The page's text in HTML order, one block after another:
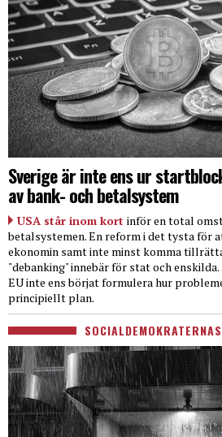
Sverige är inte ens ur
av bank- och betalsystem
USA står inom kort inför en total
betalsystemen. En reform i det tysta för
ekonomin samt inte minst komma
"debanking" innebär för stat och
EU inte ens börjat formulera hur
principiellt plan.